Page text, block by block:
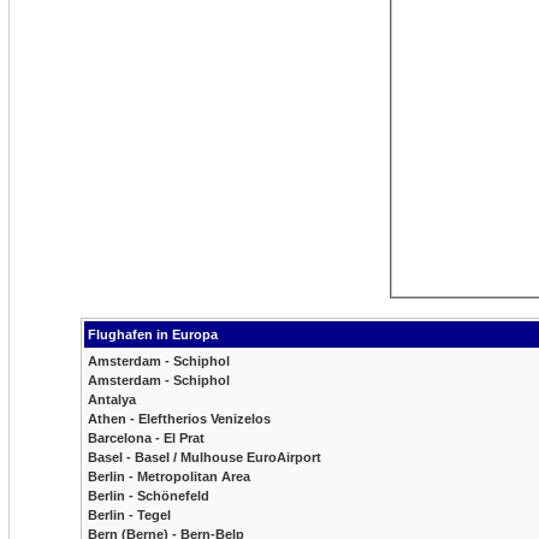
Flughafen in Europa
Amsterdam - Schiphol
Amsterdam - Schiphol
Antalya
Athen - Eleftherios Venizelos
Barcelona - El Prat
Basel - Basel / Mulhouse EuroAirport
Berlin - Metropolitan Area
Berlin - Schönefeld
Berlin - Tegel
Bern (Berne) - Bern-Belp